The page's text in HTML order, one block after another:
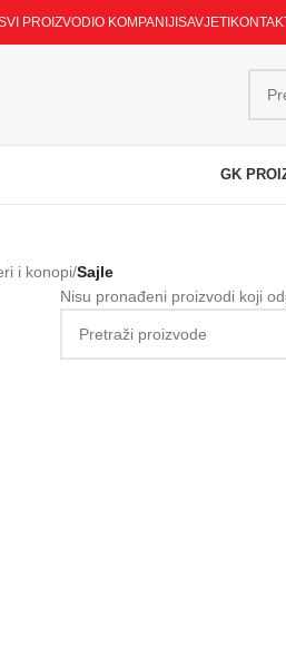
PROIZVODI O KOMPANIJI SAVJETI
GK
i konopi/Sajle
Nisu pronađeni proizvodi koji